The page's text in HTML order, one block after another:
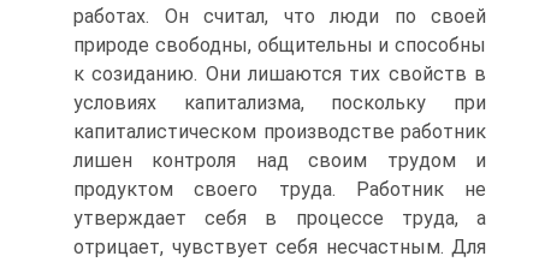
работах. Он считал, что люди по своей
природе свободны, общительны и способны
к созиданию. Они ли­шаются тих свойств в
условиях капитализма, поскольку при
капиталистическом производстве работник
лишен контроля над своим трудом и
продуктом своего труда. Работник не
утверждает себя в процессе труда, а
отрицает, чувствует себя несчастным. Для